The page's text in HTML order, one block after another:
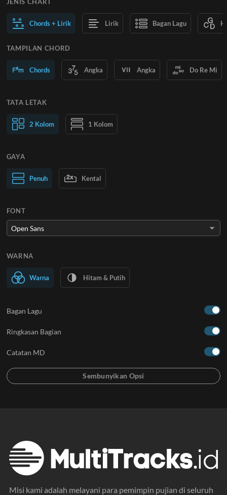
JENIS CHART
Chords + Lirik Lirik Bagan Lagu
TAMPILAN CHORD
Chords Angka Angka Do Re Mi
TATA LETAK
2 Kolom 1 Kolom
Teks Normal Teks Besar
GAYA
Penuh Kental
FONT
WARNA
Warna Hitam & Putih
Bagan Lagu
Ringkasan Bagian
Catatan MD
Misi kami adalah melayani para pemimpin pujian di seluruh